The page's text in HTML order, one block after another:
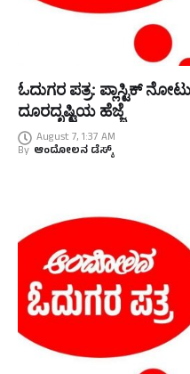
ಓದುಗರ ಪತ್ರ: ಪ್ಲಾಸ್ಟಿಕ್
ದೂರದೃಷ್ಟಿಯ ಹೆಜ್ಜೆ
August 7, 1:37 AM
By ಆಂದೋಲನ ಡೆಸ್ಕ್